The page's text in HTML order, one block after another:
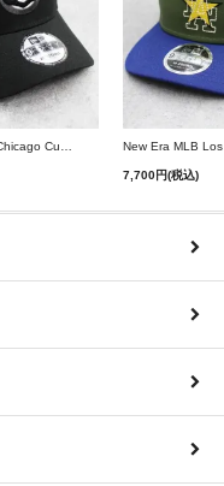
7,700円(税込)